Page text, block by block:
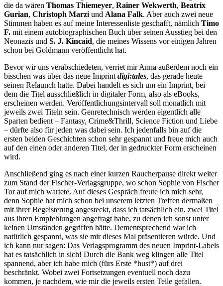
die da wären Thomas Thiemeyer, Rainer Wekwerth, Beatrix
Gurian, Christoph Marzi und Alana Falk. Aber auch zwei neue
Stimmen haben es auf meine Interessenliste geschafft, nämlich Timo
F. mit einem autobiographischen Buch über seinen Ausstieg bei den
Neonazis und S. J. Kincaid, die meines Wissens vor einigen Jahren
schon bei Goldmann veröffentlicht hat.
Bevor wir uns verabschiedeten, verriet mir Anna außerdem noch ein
bisschen was über das neue Imprint digi:tales, das gerade heute
seinen Relaunch hatte. Dabei handelt es sich um ein Imprint, bei
dem die Titel ausschließlich in digitaler Form, also als eBooks,
erscheinen werden. Veröffentlichungsintervall soll monatlich mit
jeweils zwei Titeln sein. Genretechnisch werden eigentlich alle
Sparten bedient – Fantasy, Crime&Thrill, Science Fiction und Liebe
– dürfte also für jeden was dabei sein. Ich jedenfalls bin auf die
ersten beiden Geschichten schon sehr gespannt und freue mich auch
auf den einen oder anderen Titel, der in gedruckter Form erscheinen
wird.
Anschließend ging es nach einer kurzen Raucherpause direkt weiter
zum Stand der Fischer-Verlagsgruppe, wo schon Sophie von Fischer
Tor auf mich wartete. Auf dieses Gespräch freute ich mich sehr,
denn Sophie hat mich schon bei unserem letzten Treffen dermaßen
mit ihrer Begeisterung angesteckt, dass ich tatsächlich ein, zwei Titel
aus ihren Empfehlungen angefragt habe, zu denen ich sonst unter
keinen Umständen gegriffen hätte. Dementsprechend war ich
natürlich gespannt, was sie mir dieses Mal präsentieren würde. Und
ich kann nur sagen: Das Verlagsprogramm des neuen Imprint-Labels
hat es tatsächlich in sich! Durch die Bank weg klingen alle Titel
spannend, aber ich habe mich (fürs Erste *hust*) auf drei
beschränkt. Wobei zwei Fortsetzungen eventuell noch dazu
kommen, je nachdem, wie mir die jeweils ersten Teile gefallen.